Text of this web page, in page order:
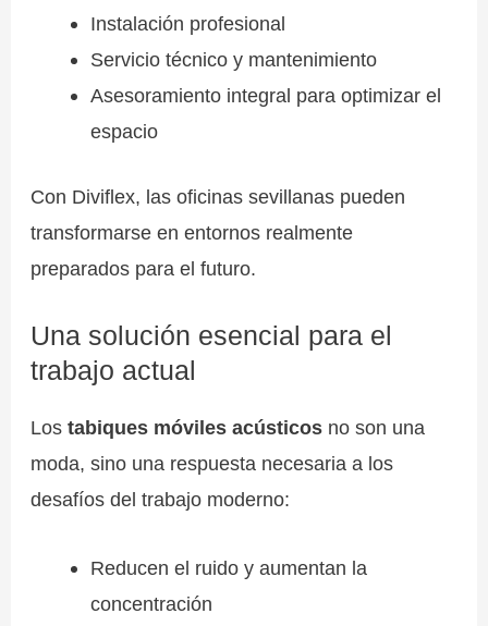
Instalación profesional
Servicio técnico y mantenimiento
Asesoramiento integral para optimizar el
espacio
Con Diviflex, las oficinas sevillanas pueden
transformarse en entornos realmente
preparados para el futuro.
Una solución esencial para el
trabajo actual
Lostabiques móviles acústicos no son una
moda, sino una respuesta necesaria a los
desafíos del trabajo moderno:
Reducen el ruido y aumentan la
concentración